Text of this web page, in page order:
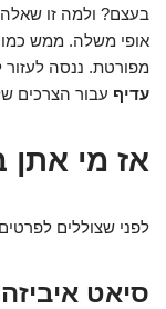
בעצם? ולמה זו
אופי משלה. ממש
מפורטת. ננסה לעזור
עדיף עבור הצרכים
אז מי אתן
לפני שצוללים
סיאט